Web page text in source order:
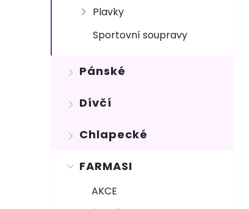
Plavky
Sportovní soupravy
Pánské
Dívčí
Chlapecké
FARMASI
AKCE